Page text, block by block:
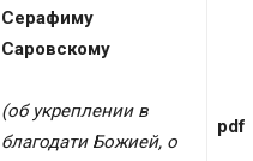
Серафиму
Саровскому
(об укреплении в
благодати Божией, о
pdf